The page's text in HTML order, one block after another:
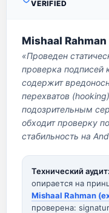
VERIFIED
Mishaal Rahman
«Проведен
проверка подписей
содержит
перехватов
подозрительным
обходит проверку
стабильность на
Технический аудит:
опирается на
Mishaal Rahman
проверена: